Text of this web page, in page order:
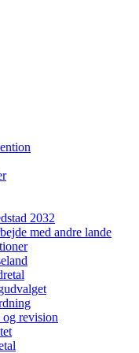
2032
med andre lande
og revision